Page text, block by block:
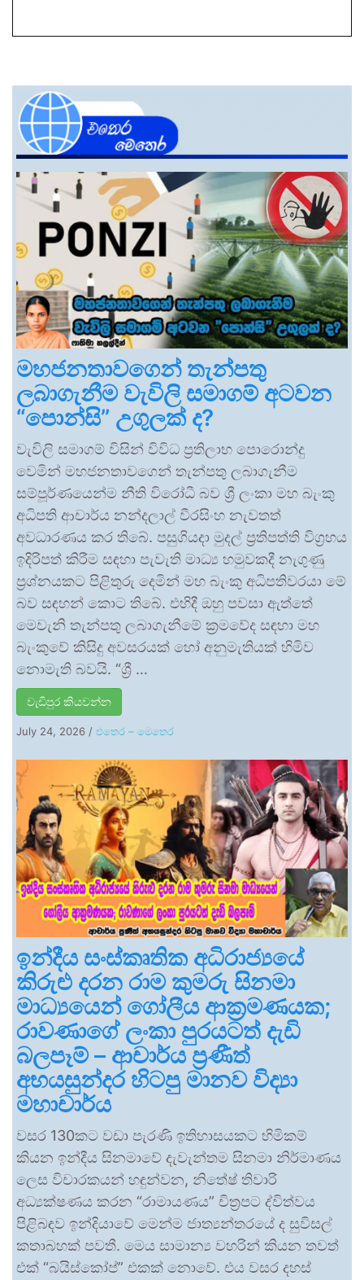
මහජනතාවගෙන් තැන්පතු
ලබාගැනීම වැවිලි සමාගම් අටවන
“පොන්සි” උගුලක් ද?
වැවිලි සමාගම් විසින් විවිධ ප්‍රතිලාභ පොරොන්දු
වෙමින් මහජනතාවගෙන් තැන්පතු ලබාගැනීම
සම්පූර්ණයෙන්ම නීති විරෝධී බව ශ්‍රී ලංකා මහ බැංකු
අධිපති ආචාර්ය නන්දලාල් වීරසිංහ නැවතත්
අවධාරණය කර තිබේ. පසුගියදා මුදල් ප්‍රතිපත්ති විග්‍රහය
ඉදිරිපත් කිරීම සඳහා පැවැති මාධ්‍ය හමුවකදී නැගුණු
ප්‍රශ්නයකට පිළිතුරු දෙමින් මහ බැංකු අධිපතිවරයා මේ
බව සඳහන් කොට තිබේ. එහිදී ඔහු පවසා ඇත්තේ
මෙවැනි තැන්පතු ලබාගැනීමේ ක්‍රමවේද සඳහා මහ
බැංකුවේ කිසිදු අවසරයක් හෝ අනුමැතියක් හිමිව
නොමැති බවයි. “ශ්‍රී …
වැඩිපුර කියවන්න
July 24, 2026 / එතෙර – මෙතෙර
ඉන්දීය සංස්කෘතික අධිරාජ්‍යයේ
කිරුළු දරන රාම කුමරු සිනමා
මාධ්‍යයෙන් ගෝලීය ආක්‍රමණයක;
රාවණාගේ ලංකා පුරයටත් දැඩි
බලපෑම් – ආචාර්ය ප්‍රණීත්
අභයසුන්දර හිටපු මානව විද්‍යා
මහාචාර්ය
වසර 130කට වඩා පැරණි ඉතිහාසයකට හිමිකම්
කියන ඉන්දීය සිනමාවේ දැවැන්තම සිනමා නිර්මාණය
ලෙස විචාරකයන් හඳුන්වන, නිතේෂ් තිවාරි
අධ්‍යක්ෂණය කරන “රාමායණය” චිත්‍රපට ද්විත්වය
පිළිබඳව ඉන්දියාවේ මෙන්ම ජාත්‍යන්තරයේ ද සුවිසල්
කතාබහක් පවතී. මෙය සාමාන්‍ය වහරින් කියන තවත්
එක් “බයිස්කෝප්” එකක් නොවේ. එය වසර දහස්